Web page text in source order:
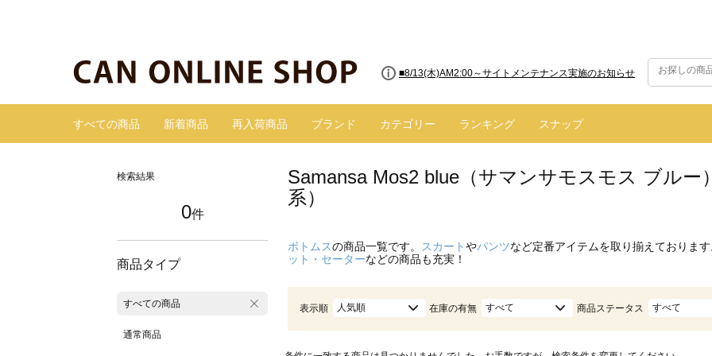
■8/13(木)AM2:00～サイトメンテナンス実施のお知らせ
すべての商品 新着商品 再入荷商品 ブランド カテゴリー ランキング スナップ
検索結果
0件
商品タイプ
すべての商品
通常商品
Samansa Mos2 blue（サマンサモスモス ブル
系）
ボトムスの商品一覧です。 スカートやパンツなど定番アイテムを取り揃えておりま
ット・セーターなどの商品も充実！
表示順 人気順 在庫の有無 すべて 商品ステータス すべて